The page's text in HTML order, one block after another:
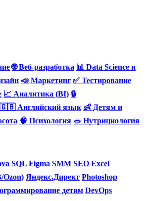
🌐 Веб-разработка 📊 Data Science и
📣 Маркетинг ✅ Тестирование
📈 Аналитика (BI) 🔒
🇬🇧 Английский язык 👶 Детям и
🧠 Психология 🥗 Нутрициология
SQL Figma SMM SEO Excel
Ozon) Яндекс.Директ Photoshop
детям DevOps